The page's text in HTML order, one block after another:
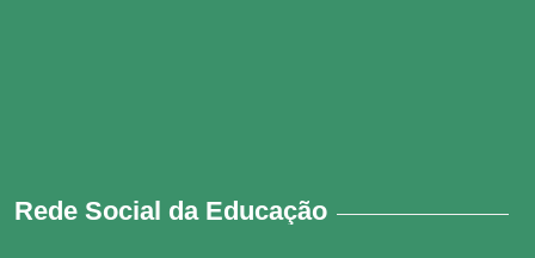
Rede Social da Educação